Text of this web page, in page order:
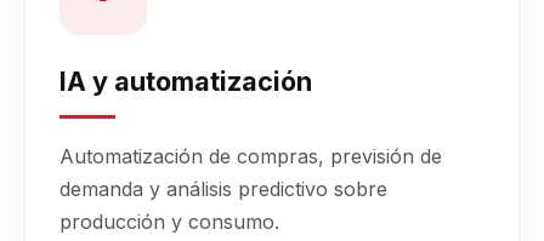
IA y automatización
Automatización de compras, previsión de
demanda y análisis predictivo sobre
producción y consumo.